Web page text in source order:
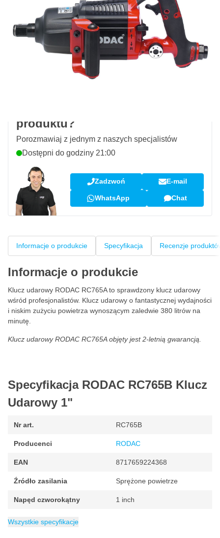
Dodaj do koszyka
Zamów przed 23:59,
wysyłka dzisiaj
Darmowa dostawaod 435,- zł
na zwrot i wymianę
4,58/5(7 072 recenzji)
produktu?
Porozmawiaj z jednym z naszych specjalistów
Dostępni do godziny 21:00
Zadzwoń E-mail
WhatsApp Chat
Informacje o produkcie Specyfikacja Recenzje
Informacje o produkcie
Klucz udarowy RODAC RC765A to sprawdzony klucz udarowy
wśród profesjonalistów. Klucz udarowy o fantastycznej wydajności
i niskim zużyciu powietrza wynoszącym zaledwie 380 litrów na
minutę.
Klucz udarowy RODAC RC765A objęty jest 2-letnią gwarancją.
Specyfikacja RODAC RC765B Klucz
Udarowy 1"
Nr art. RC765B
Producenci RODAC
EAN 8717659224368
Źródło zasilania Sprężone powietrze
Napęd czworokątny 1 inch
Opakowanie 1 sztuka
Waga 6.9 kg
Zużycie powietrza
Minimalna prędkość obrotowa
Maksymalna prędkość
Kategoria Klucze udarowe
Wszystkie specyfikacje